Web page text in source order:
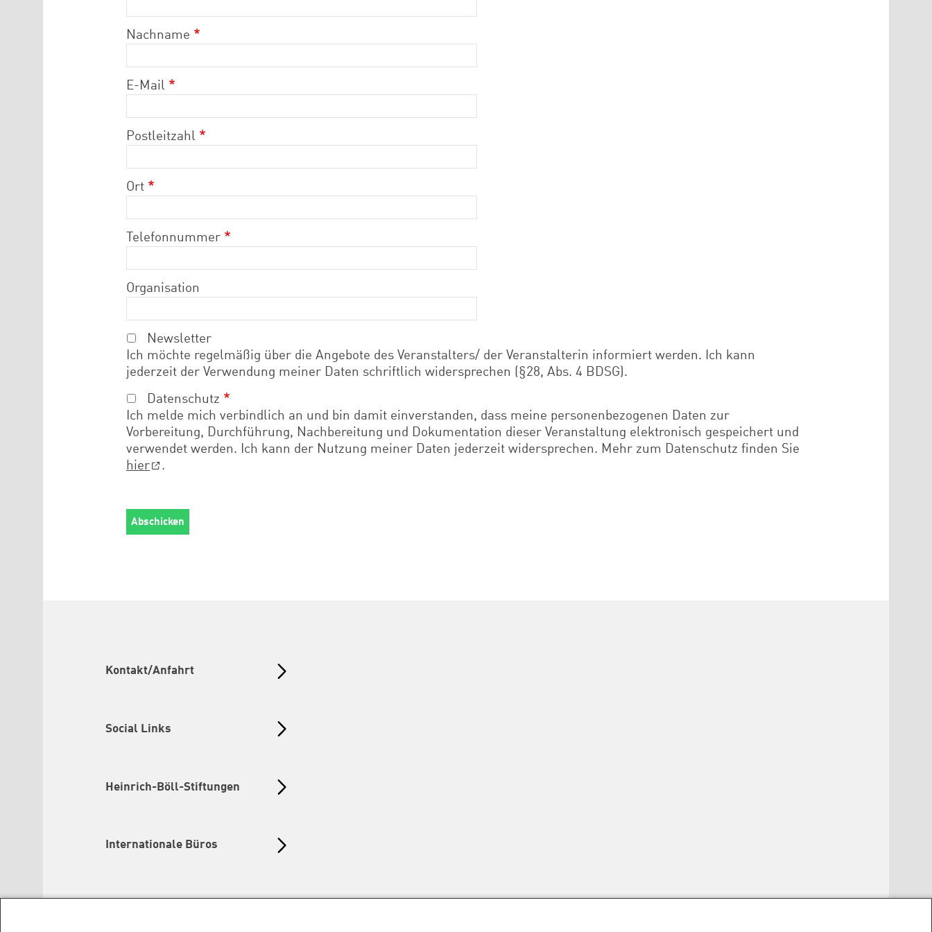
Nachname
E-Mail
Postleitzahl
Ort
Telefonnummer
Organisation
Newsletter
Ich möchte regelmäßig über die Angebote des Veranstalters/ der Veranstalterin informiert werden. Ich kann
jederzeit der Verwendung meiner Daten schriftlich widersprechen (§28, Abs. 4 BDSG).
Datenschutz
Ich melde mich verbindlich an und bin damit einverstanden, dass meine personenbezogenen Daten zur
Vorbereitung, Durchführung, Nachbereitung und Dokumentation dieser Veranstaltung elektronisch gespeichert und
verwendet werden. Ich kann der Nutzung meiner Daten jederzeit widersprechen. Mehr zum Datenschutz finden Sie
hier
.
Kontakt/Anfahrt
Social Links
Heinrich-Böll-Stiftungen
Internationale Büros